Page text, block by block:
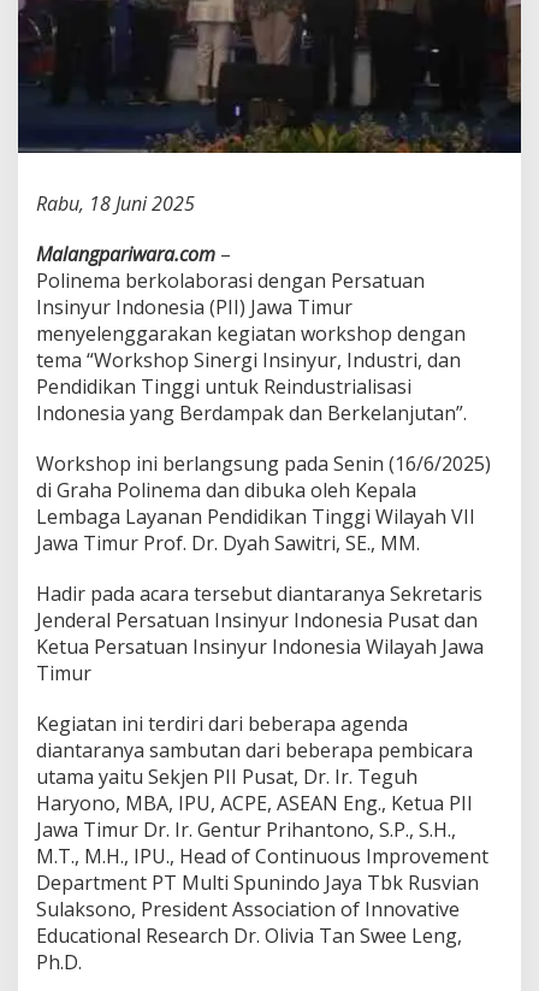
e
e
g
a
k
n
W
r
k
s
h
o
p
i
b
a
t
k
n
4
6
r
a
I
n
d
u
s
t
r
,
Rabu, 18 Juni 2025
Malangpariwara.com –
Polinema berkolaborasi dengan Persatuan
Insinyur Indonesia (PII) Jawa Timur
menyelenggarakan kegiatan workshop dengan
tema “Workshop Sinergi Insinyur, Industri, dan
Pendidikan Tinggi untuk Reindustrialisasi
Indonesia yang Berdampak dan Berkelanjutan”.
Workshop ini berlangsung pada Senin (16/6/2025)
di Graha Polinema dan dibuka oleh Kepala
Lembaga Layanan Pendidikan Tinggi Wilayah VII
Jawa Timur Prof. Dr. Dyah Sawitri, SE., MM.
Hadir pada acara tersebut diantaranya Sekretaris
Jenderal Persatuan Insinyur Indonesia Pusat dan
Ketua Persatuan Insinyur Indonesia Wilayah Jawa
Timur
Kegiatan ini terdiri dari beberapa agenda
diantaranya sambutan dari beberapa pembicara
utama yaitu Sekjen PII Pusat, Dr. Ir. Teguh
Haryono, MBA, IPU, ACPE, ASEAN Eng., Ketua PII
Jawa Timur Dr. Ir. Gentur Prihantono, S.P., S.H.,
M.T., M.H., IPU., Head of Continuous Improvement
Department PT Multi Spunindo Jaya Tbk Rusvian
Sulaksono, President Association of Innovative
Educational Research Dr. Olivia Tan Swee Leng,
Ph.D.